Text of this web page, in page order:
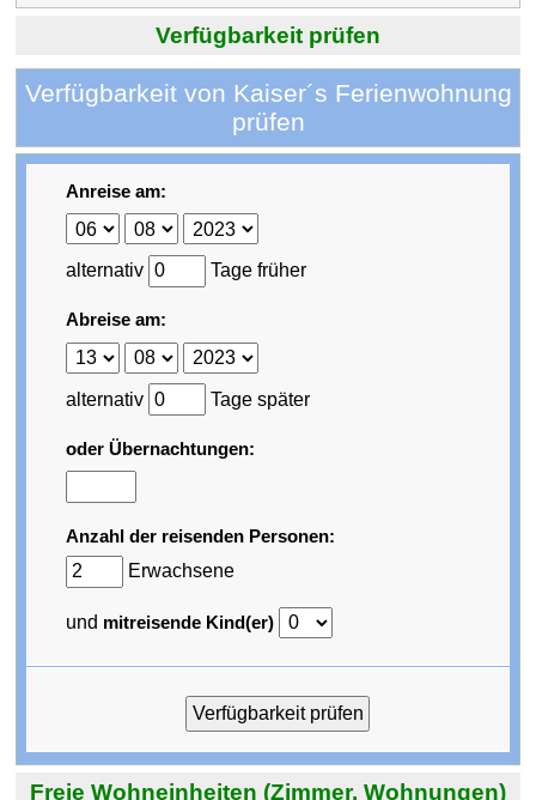
Verfügbarkeit prüfen
Verfügbarkeit von Kaiser´s Ferienwohnung
prüfen
Anreise am:
alternativ Tage früher
Abreise am:
alternativ Tage später
oder Übernachtungen:
Anzahl der reisenden Personen:
Erwachsene
und mitreisende Kind(er)
Freie Wohneinheiten (Zimmer, Wohnungen)